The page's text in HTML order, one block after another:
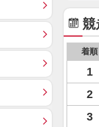
競
着順
1
2
3